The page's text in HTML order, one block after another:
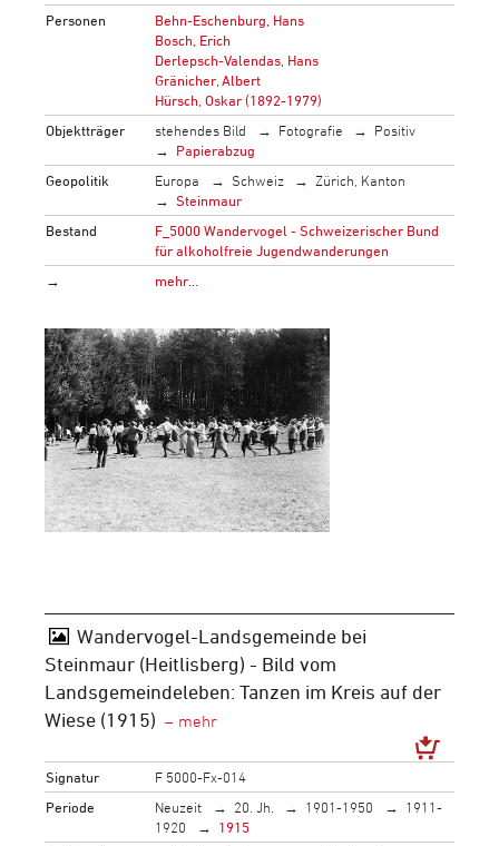
Personen
Behn-Eschenburg, Hans
Bosch, Erich
Derlepsch-Valendas, Hans
Gränicher, Albert
Hürsch, Oskar (1892-1979)
Objektträger
stehendes Bild Fotografie
Positiv
Papierabzug
Geopolitik
Europa Schweiz
Zürich, Kanton
Steinmaur
Bestand
F_5000 Wandervogel - Schweizerischer Bund
für alkoholfreie Jugendwanderungen
→
mehr…
Wandervogel-Landsgemeinde bei
Steinmaur (Heitlisberg) - Bild vom
Landsgemeindeleben: Tanzen im Kreis auf der
Wiese (1915)
Signatur
F 5000-Fx-014
Periode
Neuzeit 20. Jh. 1901-1950
1911-
1920
1915